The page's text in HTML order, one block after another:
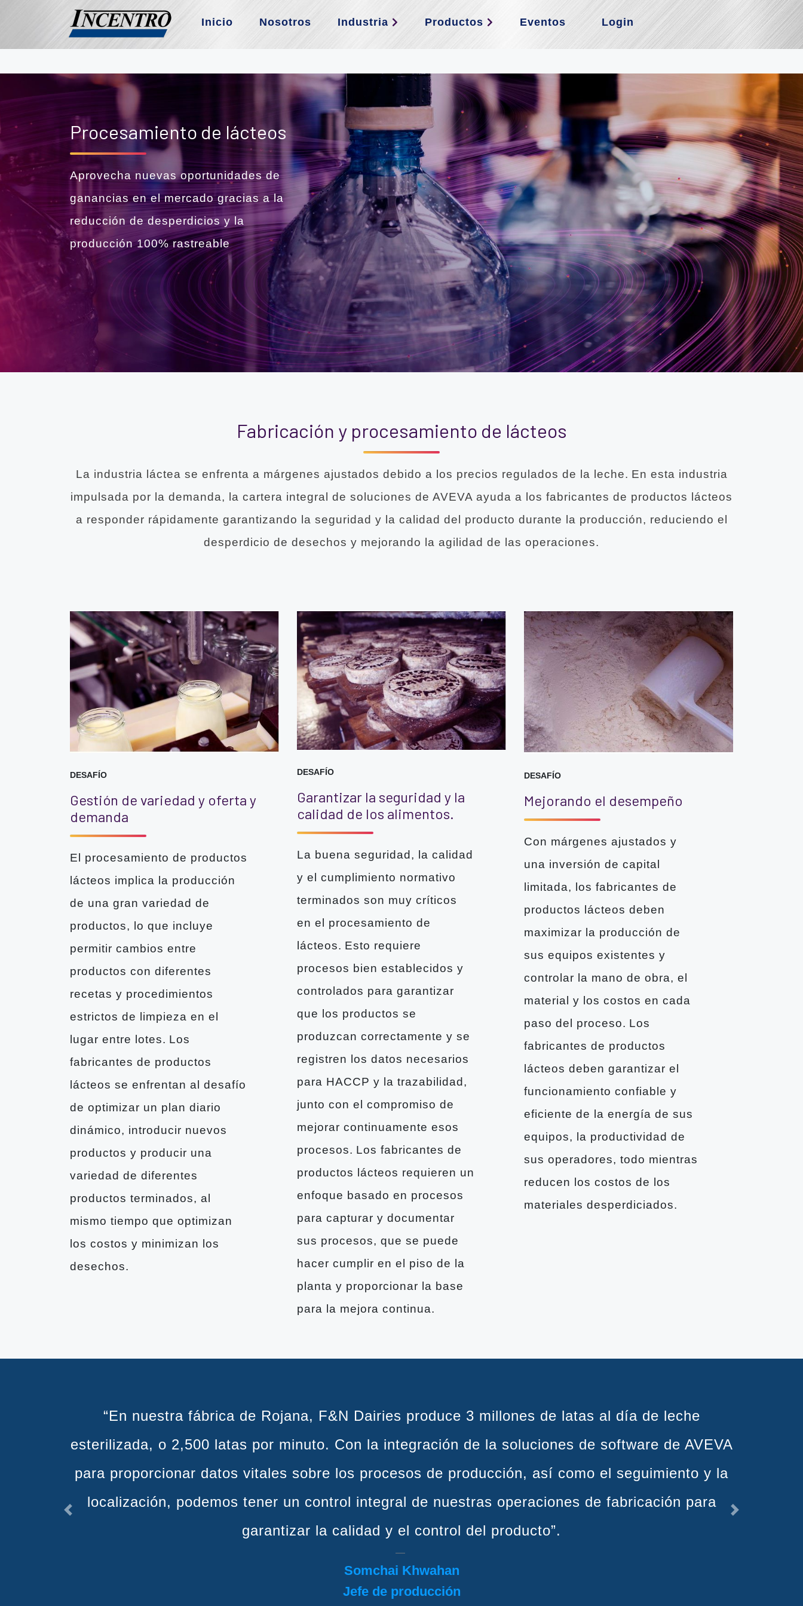
Inicio Nosotros Industria Productos Eventos Login
Procesamiento de lácteos
Aprovecha nuevas oportunidades de
ganancias en el mercado gracias a la
reducción de desperdicios y la
producción 100% rastreable
Fabricación y procesamiento de lácteos
La industria láctea se enfrenta a márgenes ajustados debido a los precios regulados de la leche. En esta industria
impulsada por la demanda, la cartera integral de soluciones de AVEVA ayuda a los fabricantes de productos lácteos
a responder rápidamente garantizando la seguridad y la calidad del producto durante la producción, reduciendo el
desperdicio de desechos y mejorando la agilidad de las operaciones.
DESAFÍO
Gestión de variedad y oferta y
demanda
El procesamiento de productos
lácteos implica la producción
de una gran variedad de
productos, lo que incluye
permitir cambios entre
productos con diferentes
recetas y procedimientos
estrictos de limpieza en el
lugar entre lotes. Los
fabricantes de productos
lácteos se enfrentan al desafío
de optimizar un plan diario
dinámico, introducir nuevos
productos y producir una
variedad de diferentes
productos terminados, al
mismo tiempo que optimizan
los costos y minimizan los
desechos.
DESAFÍO
Garantizar la seguridad y la
calidad de los alimentos.
La buena seguridad, la calidad
y el cumplimiento normativo
terminados son muy críticos
en el procesamiento de
lácteos. Esto requiere
procesos bien establecidos y
controlados para garantizar
que los productos se
produzcan correctamente y se
registren los datos necesarios
para HACCP y la trazabilidad,
junto con el compromiso de
mejorar continuamente esos
procesos. Los fabricantes de
productos lácteos requieren un
enfoque basado en procesos
para capturar y documentar
sus procesos, que se puede
hacer cumplir en el piso de la
planta y proporcionar la base
para la mejora continua.
DESAFÍO
Mejorando el desempeño
Con márgenes ajustados y
una inversión de capital
limitada, los fabricantes de
productos lácteos deben
maximizar la producción de
sus equipos existentes y
controlar la mano de obra, el
material y los costos en cada
paso del proceso. Los
fabricantes de productos
lácteos deben garantizar el
funcionamiento confiable y
eficiente de la energía de sus
equipos, la productividad de
sus operadores, todo mientras
reducen los costos de los
materiales desperdiciados.
“La tecnología y los productos de AVEVA han ayudado a aumentar nuestro nivel de
conocimiento y control a tal grado que ahora podemos pensar en mejorar nuestros procesos en
lugar de simplemente mantenernos al día.”
Jan Barnard
Ingeniero de Procesos
Woodiands Dairy